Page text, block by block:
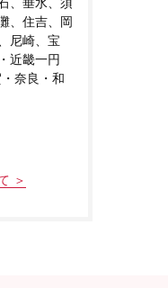
、住吉、岡
尼崎、宝
近畿一円
奈良・和
＞